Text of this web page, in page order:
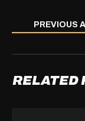
PREVIOUS
RELATED